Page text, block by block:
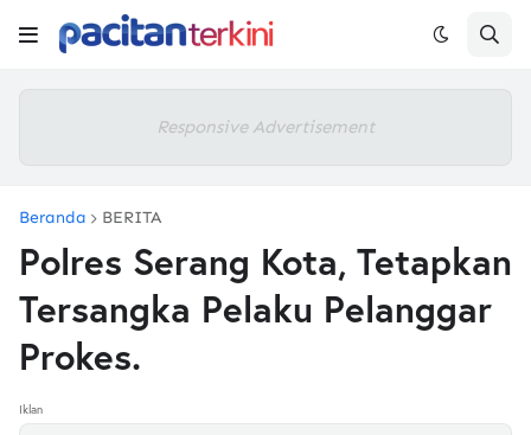
Responsive Advertisement
Beranda BERITA
Polres Serang Kota, Tetapkan
Tersangka Pelaku Pelanggar
Prokes.
Iklan